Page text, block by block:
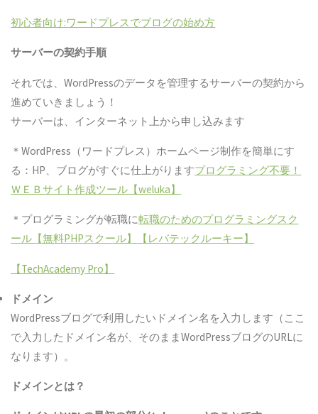
初心者向け:ワードプレスでブログの始め方
サーバーの契約手順
それでは、WordPressのデータを管理するサーバーの契約から
進めていきましょう！
サーバーは、インターネット上から申し込みます
＊WordPress（ワードプレス）ホームページ制作を簡単にす
る：HP、ブログがすぐに仕上がりますプログラミング不要！
ＷＥＢサイト作成ツール【weluka】
＊プログラミングが転職に転職のためのプログラミングスク
ール【無料PHPスクール】
【レバテックルーキー】
【TechAcademy Pro】
ドメイン
WordPressブログで利用したいドメイン名を入力します（ここ
で入力したドメイン名が、そのままWordPressブログのURLに
なります）。
ドメインとは？